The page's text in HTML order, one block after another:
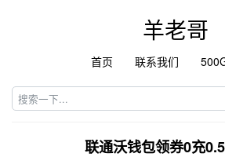
羊老哥
首页 联系我们
联通沃钱包领券0充